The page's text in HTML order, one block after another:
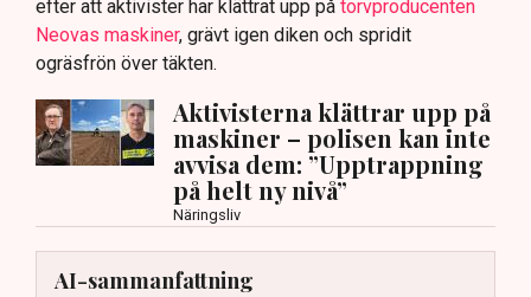
efter att aktivister har klättrat upp på torvproducenten
Neovas maskiner, grävt igen diken och spridit
ogräsfrön över täkten.
Aktivisterna klättrar upp på
maskiner – polisen kan inte
avvisa dem: ”Upptrappning
på helt ny nivå”
Näringsliv
AI-sammanfattning